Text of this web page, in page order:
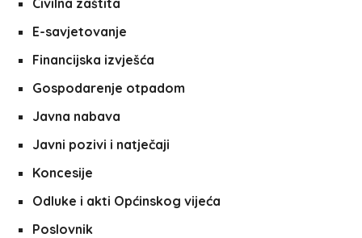
Civilna zaštita
E-savjetovanje
Financijska izvješća
Gospodarenje otpadom
Javna nabava
Javni pozivi i natječaji
Koncesije
Odluke i akti Općinskog vijeća
Poslovnik